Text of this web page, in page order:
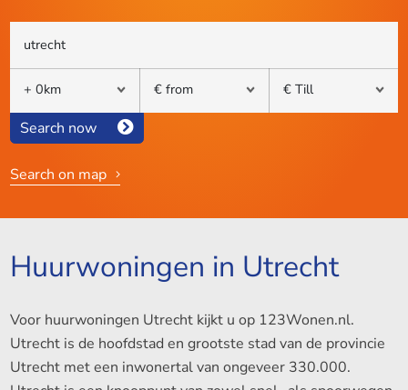
Search now
Search on map
Huurwoningen in Utrecht
Voor huurwoningen Utrecht kijkt u op 123Wonen.nl.
Utrecht is de hoofdstad en grootste stad van de provincie
Utrecht met een inwonertal van ongeveer 330.000.